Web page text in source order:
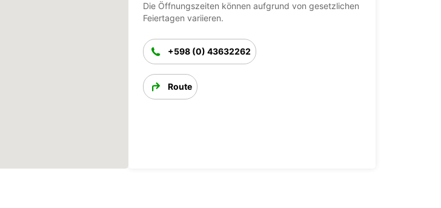
Die Öffnungszeiten können aufgrund von gesetzlichen
Feiertagen variieren.
+598 (0) 43632262
Route